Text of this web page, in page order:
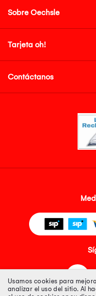
Sobre Oechsle
Tarjeta oh!
Contáctanos
Usamos cookies para
analizar el uso del sitio. Al